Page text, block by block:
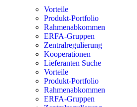
Vorteile
Produkt-Portfolio
Rahmenabkommen
ERFA-Gruppen
Zentralregulierung
Kooperationen
Lieferanten Suche
Vorteile
Produkt-Portfolio
Rahmenabkommen
ERFA-Gruppen